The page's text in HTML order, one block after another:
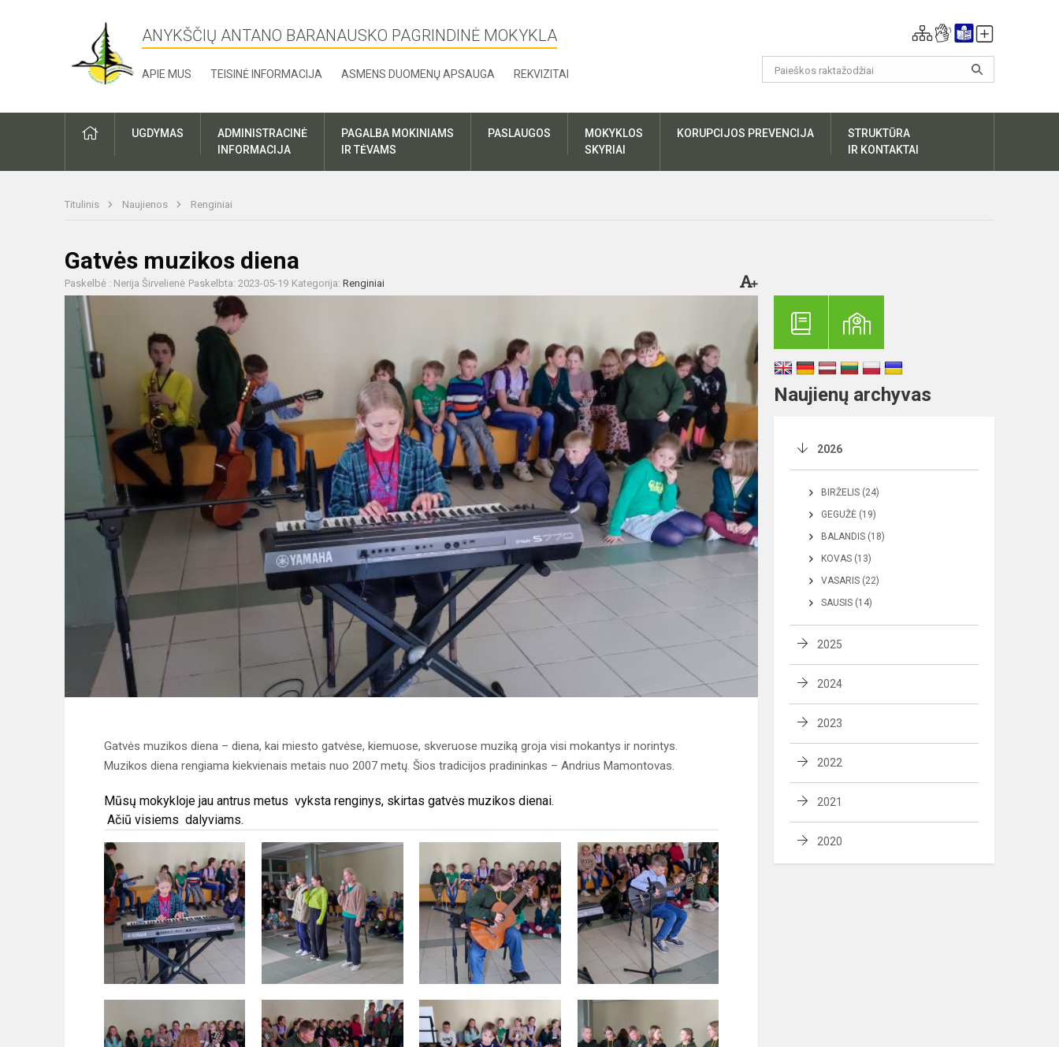
ANYKŠČIŲ ANTANO BARANAUSKO PAGRINDINĖ MOKYKLA
APIE MUS TEISINĖ INFORMACIJA ASMENS DUOMENŲ APSAUGA REKVIZITAI
UGDYMAS
ADMINISTRACINĖ
INFORMACIJA
PAGALBA MOKINIAMS
IR TĖVAMS
PASLAUGOS
MOKYKLOS
SKYRIAI
KORUPCIJOS PREVENCIJA
STRUKTŪRA
IR KONTAKTAI
Titulinis Naujienos Renginiai
Gatvės muzikos diena
Paskelbė : Nerija Širvelienė Paskelbta: 2023-05-19 Kategorija: Renginiai
Gatvės muzikos diena – diena, kai miesto gatvėse, kiemuose, skveruose muziką groja visi mokantys ir norintys.
Muzikos diena rengiama kiekvienais metais nuo 2007 metų. Šios tradicijos pradininkas – Andrius Mamontovas.
Mūsų mokykloje jau antrus metus vyksta renginys, skirtas gatvės muzikos dienai.
Ačiū visiems dalyviams.
Naujienų archyvas
2026
BIRŽELIS (24)
GEGUŽĖ (19)
BALANDIS (18)
KOVAS (13)
VASARIS (22)
SAUSIS (14)
2025
2024
2023
2022
2021
2020